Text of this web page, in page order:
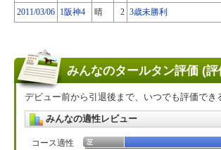
2011/03/06 1阪神4 晴 2 3歳未勝利
みんなのタールタン評価 (評
デビュー前から引退後まで、いつでも評価で
みんなの適性レビュー
コース適性